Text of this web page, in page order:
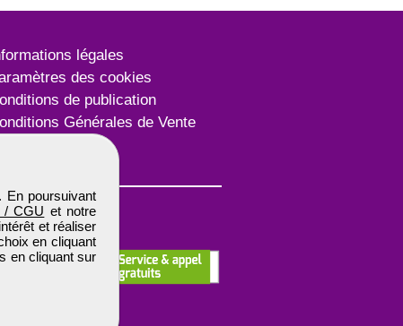
En poursuivant
/ CGU et notre
et réaliser
en cliquant
en cliquant sur
légales
des cookies
de publication
Générales de Vente